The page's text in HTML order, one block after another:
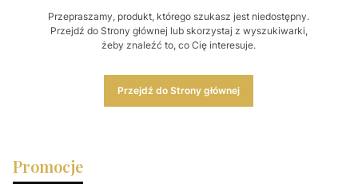
Przepraszamy, produkt, którego szukasz jest niedostępny.
Przejdź do Strony głównej lub skorzystaj z wyszukiwarki,
żeby znaleźć to, co Cię interesuje.
Przejdź do Strony głównej
Promocje